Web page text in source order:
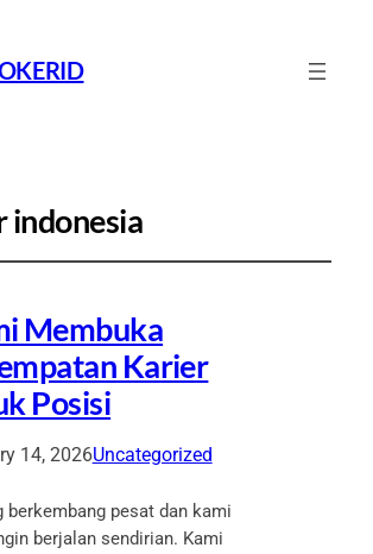
indonesia
Membuka
Karier
Posisi
14, 2026Uncategorized
berkembang pesat dan kami
berjalan sendirian. Kami